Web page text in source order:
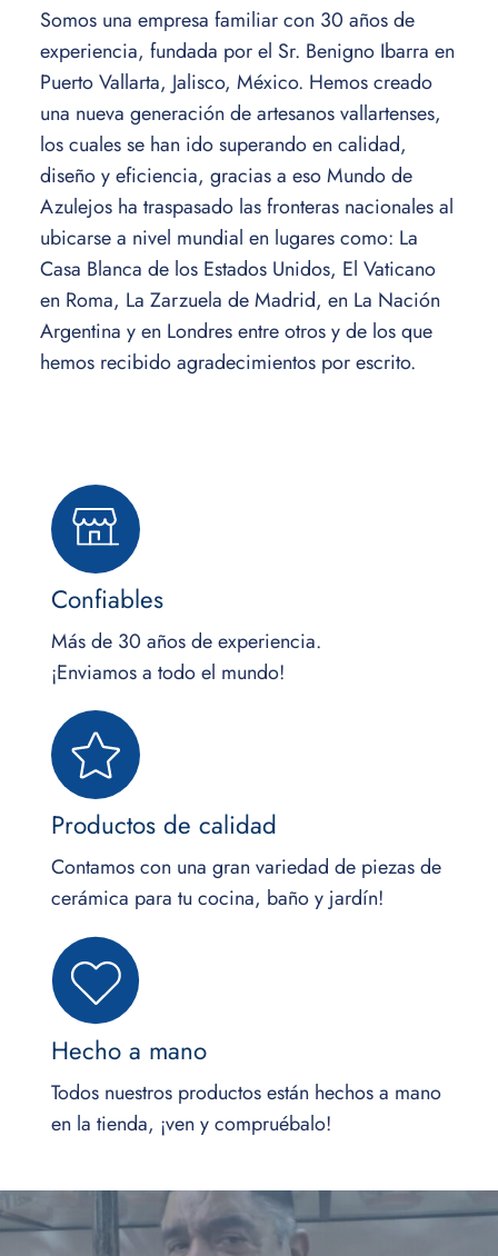
Somos una empresa familiar con 30 años de
experiencia, fundada por el Sr. Benigno Ibarra en
Puerto Vallarta, Jalisco, México. Hemos creado
una nueva generación de artesanos vallartenses,
los cuales se han ido superando en calidad,
diseño y eficiencia, gracias a eso Mundo de
Azulejos ha traspasado las fronteras nacionales al
ubicarse a nivel mundial en lugares como: La
Casa Blanca de los Estados Unidos, El Vaticano
en Roma, La Zarzuela de Madrid, en La Nación
Argentina y en Londres entre otros y de los que
hemos recibido agradecimientos por escrito.
Confiables
Más de 30 años de experiencia.
¡Enviamos a todo el mundo!
Productos de calidad
Contamos con una gran variedad de piezas de
cerámica para tu cocina, baño y jardín!
Hecho a mano
Todos nuestros productos están hechos a mano
en la tienda, ¡ven y compruébalo!